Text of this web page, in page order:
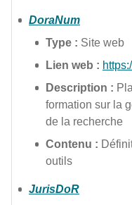
DoraNum
Type : Site web
Lien web :
Description :
formation sur la
de la recherche
Contenu :
outils
JurisDoR